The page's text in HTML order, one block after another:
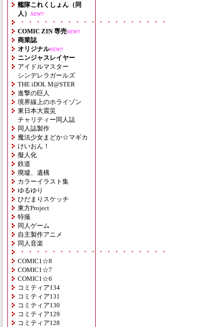
艦隊これくしょん（同
人）
NEW!!
・・・・・・・・・・・・・・・・・・・
COMIC ZIN 専売NEW!!
商業誌
オリジナルNEW!!
ニンジャスレイヤー
アイドルマスター
シンデレラガールズ
THE iDOL M@STER
進撃の巨人
境界線上のホライゾン
東日本大震災
チャリティー同人誌
同人誌製作
魔法少女まどか☆マギカ
けいおん！
擬人化
鉄道
廃墟、遺構
カラーイラスト集
ゆるゆり
ひだまりスケッチ
東方Project
特撮
同人ゲーム
自主製作アニメ
同人音楽
・・・・・・・・・・・・・・・・・・・
COMIC1☆8
COMIC1☆7
COMIC1☆6
コミティア134
コミティア131
コミティア130
コミティア129
コミティア128